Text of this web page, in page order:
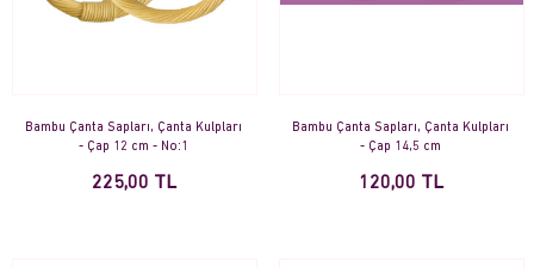
Bambu Çanta Sapları, Çanta Kulpları
- Çap 12 cm - No:1
225,00 TL
Bambu Çanta Sapları, Çanta Kulpları
- Çap 14,5 cm
120,00 TL